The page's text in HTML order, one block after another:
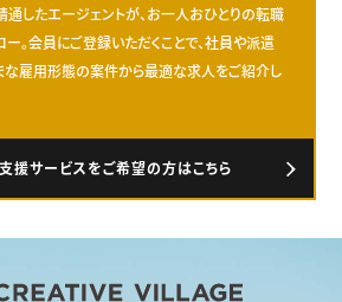
通したエージェントが、お一人おひとりの転職
。会員にご登録いただくことで、社員や派遣
な雇用形態の案件から最適な求人をご紹介し
援サービスをご希望の方はこちら